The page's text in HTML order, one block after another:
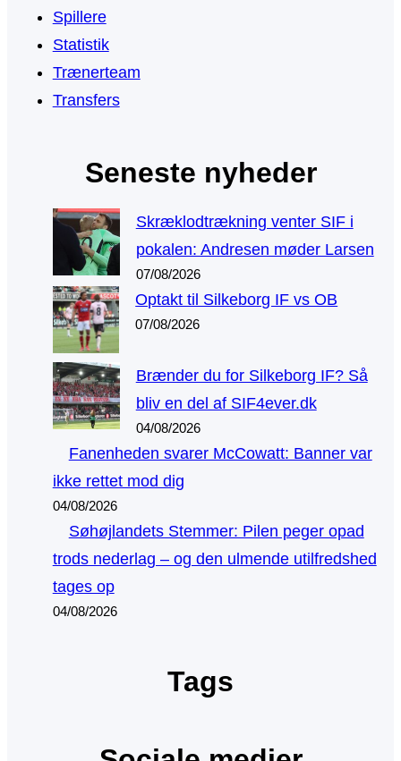
Spillere
Statistik
Trænerteam
Transfers
Seneste nyheder
Skræklodtrækning venter SIF i
pokalen: Andresen møder Larsen
07/08/2026
Optakt til Silkeborg IF vs OB
07/08/2026
Brænder du for Silkeborg IF? Så
bliv en del af SIF4ever.dk
04/08/2026
Fanenheden svarer McCowatt: Banner var
ikke rettet mod dig
04/08/2026
Søhøjlandets Stemmer: Pilen peger opad
trods nederlag – og den ulmende utilfredshed
tages op
04/08/2026
Tags